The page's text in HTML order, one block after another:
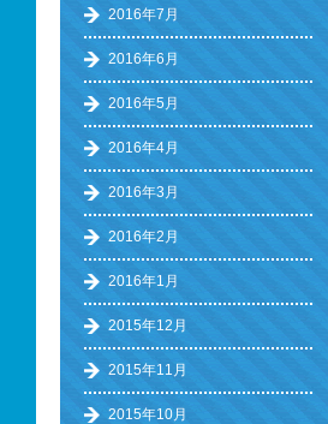
2016年7月
2016年6月
2016年5月
2016年4月
2016年3月
2016年2月
2016年1月
2015年12月
2015年11月
2015年10月